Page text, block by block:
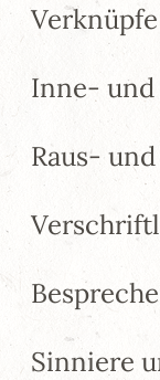
Inne- und
Raus-
Sinniere